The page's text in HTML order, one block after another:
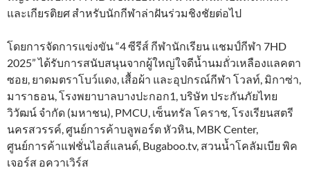
และเกียรติยศ สำหรับนักกีฬาล่าฝันร่วมชิงชัยต่อไป
โดยการจัดการแข่งขัน “4 ซีรีส์ กีฬานักเรียน แชมป์กีฬา 7HD
2025” ได้รับการสนับสนุนจากผู้ใหญ่ใจดีน้ำนมถั่วเหลืองแลคตา
ซอย, ยาดมตราโบว์แดง, เสื้อผ้า และอุปกรณ์กีฬา โวลท์, มิกาซ่า,
มาราธอน, โรงพยาบาลบางปะกอก1, บริษัท ประกันภัยไทย
วิวัฒน์ จำกัด (มหาชน), PMCU, เซ็นทรัล โคราช, โรงเรียนสตรี
นครสวรรค์, ศูนย์การค้าบลูพอร์ต หัวหิน, MBK Center,
ศูนย์การค้าแฟชั่นไอส์แลนด์, Bugaboo.tv, สวนน้ำโคลัมเบีย พิค
เจอร์ส อควาเวิร์ส